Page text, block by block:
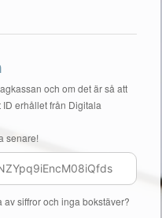
och om det är så att
erhållet från Digitala
senare!
siffror och inga bokstäver?